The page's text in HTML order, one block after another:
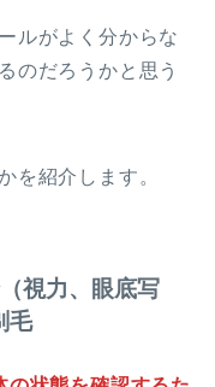
ルがよく分からな
のだろうかと思う
を紹介します。
視力、眼底写
毛